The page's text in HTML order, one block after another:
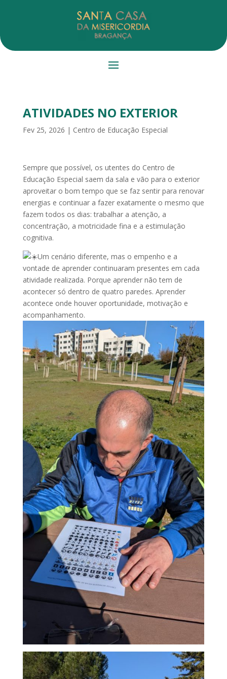
ATIVIDADES NO EXTERIOR
Fev 25, 2026 | Centro de Educação Especial
Sempre que possível, os utentes do Centro de
Educação Especial saem da sala e vão para o exterior
aproveitar o bom tempo que se faz sentir para renovar
energias e continuar a fazer exatamente o mesmo que
fazem todos os dias: trabalhar a atenção, a
concentração, a motricidade fina e a estimulação
cognitiva.
Um cenário diferente, mas o empenho e a
vontade de aprender continuaram presentes em cada
atividade realizada. Porque aprender não tem de
acontecer só dentro de quatro paredes. Aprender
acontece onde houver oportunidade, motivação e
acompanhamento.